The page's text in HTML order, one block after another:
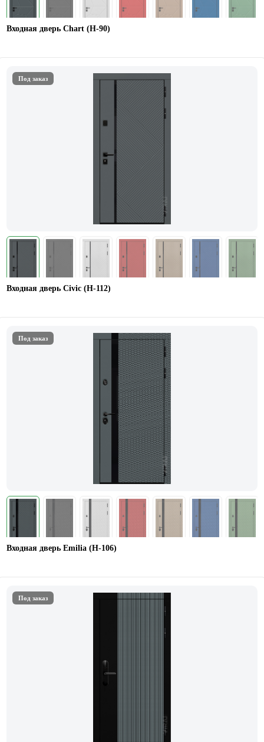
Входная дверь Chart (Н-90)
Под заказ
Входная дверь Civic (Н-112)
Под заказ
Входная дверь Emilia (Н-106)
Под заказ